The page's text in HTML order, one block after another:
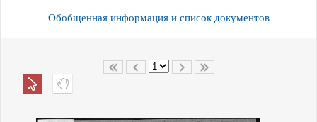
Обобщенная информация и список документов